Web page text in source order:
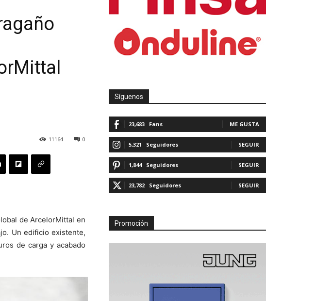
0
11164
de ArcelorMittal en
Un edificio existente,
de carga y acabado
Síguenos
23,683 Fans ME GUSTA
5,321 Seguidores SEGUIR
1,844 Seguidores SEGUIR
23,782 Seguidores SEGUIR
Promoción